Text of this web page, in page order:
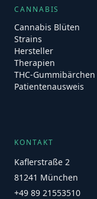
CANNABIS
Cannabis Blüten
Strains
Hersteller
Therapien
THC-Gummibärchen
Patientenausweis
KONTAKT
Kaflerstraße 2
81241 München
+49 89 21553510